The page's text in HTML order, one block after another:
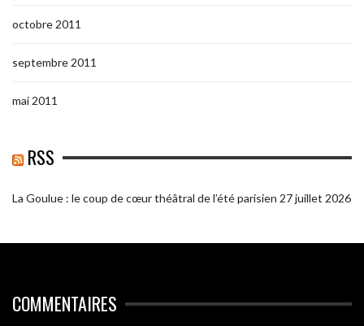
octobre 2011
septembre 2011
mai 2011
RSS
La Goulue : le coup de cœur théâtral de l’été parisien 27 juillet 2026
COMMENTAIRES